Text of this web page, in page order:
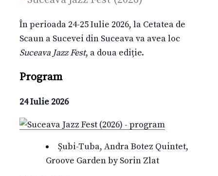
În perioada 24-25 Iulie 2026, la Cetatea de
Scaun a Sucevei din Suceava va avea loc
Suceava Jazz Fest, a doua ediție.
Program
24 Iulie 2026
Șubi-Tuba, Andra Botez Quintet,
Groove Garden by Sorin Zlat